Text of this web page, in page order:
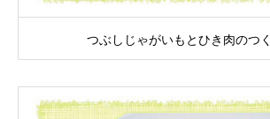
つぶしじゃがいもとひき肉のつ